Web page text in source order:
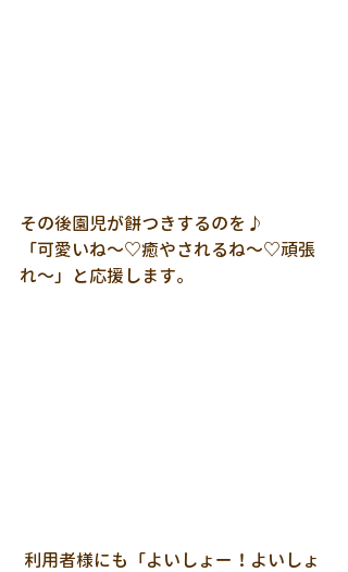
その後園児が餅つきするのを♪
「可愛いね～♡癒やされるね～♡頑張
れ～」と応援します。